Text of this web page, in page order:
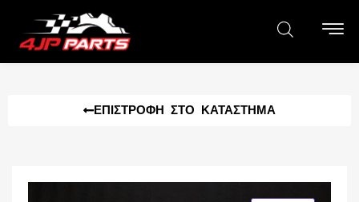
ΕΠΙΣΤΡΟΦΉ ΣΤΟ ΚΑΤΆΣΤΗΜΑ